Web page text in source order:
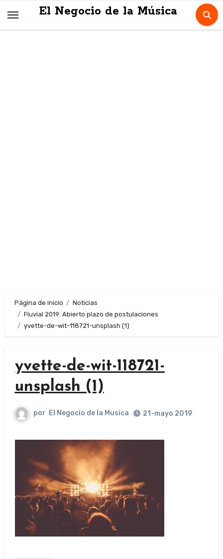
El Negocio de la Música
Página de inicio
Noticias
Fluvial 2019: Abierto plazo de postulaciones
yvette-de-wit-118721-unsplash (1)
yvette-de-wit-118721-
unsplash (1)
por El Negocio de la Musica 21-mayo 2019